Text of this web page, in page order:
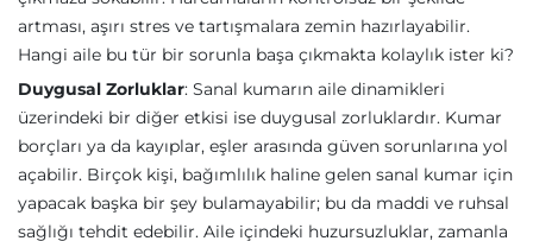
artması, aşırı stres ve tartışmalara zemin hazırlayabilir.
Hangi aile bu tür bir sorunla başa çıkmakta kolaylık ister ki?
Duygusal Zorluklar: Sanal kumarın aile dinamikleri
üzerindeki bir diğer etkisi ise duygusal zorluklardır. Kumar
borçları ya da kayıplar, eşler arasında güven sorunlarına yol
açabilir. Birçok kişi, bağımlılık haline gelen sanal kumar için
yapacak başka bir şey bulamayabilir; bu da maddi ve ruhsal
sağlığı tehdit edebilir. Aile içindeki huzursuzluklar, zamanla